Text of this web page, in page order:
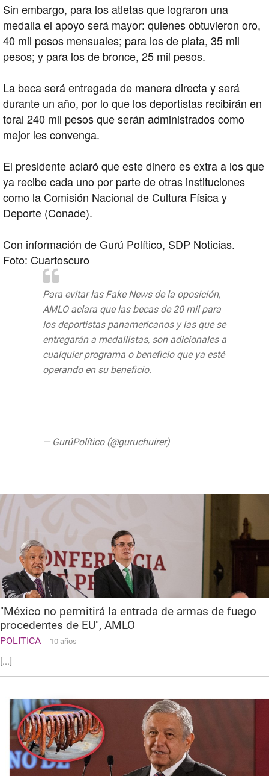
Sin embargo, para los atletas que lograron una
medalla el apoyo será mayor: quienes obtuvieron oro,
40 mil pesos mensuales; para los de plata, 35 mil
pesos; y para los de bronce, 25 mil pesos.
La beca será entregada de manera directa y será
durante un año, por lo que los deportistas recibirán en
toral 240 mil pesos que serán administrados como
mejor les convenga.
El presidente aclaró que este dinero es extra a los que
ya recibe cada uno por parte de otras instituciones
como la Comisión Nacional de Cultura Física y
Deporte (Conade).
Con información de Gurú Político, SDP Noticias.
Foto: Cuartoscuro
Para evitar las Fake News de la oposición,
AMLO aclara que las becas de 20 mil para
los deportistas panamericanos y las que se
entregarán a medallistas, son adicionales a
cualquier programa o beneficio que ya esté
operando en su beneficio.
— GurúPolítico (@guruchuirer)
"México no permitirá la entrada de armas de fuego
procedentes de EU", AMLO
POLITICA 10 años
[...]